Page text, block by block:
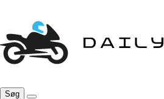
Søg